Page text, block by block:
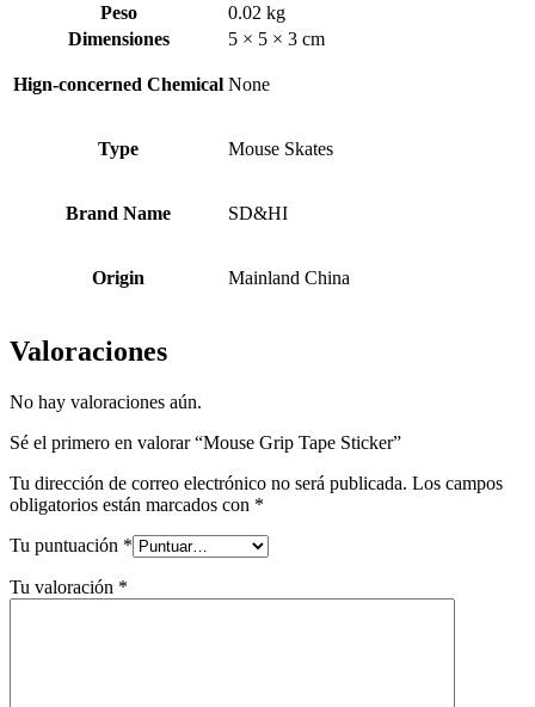
Peso
0.02 kg
Dimensiones
5 × 5 × 3 cm
Hign-concerned Chemical None
Type Mouse Skates
Brand Name SD&HI
Origin Mainland China
Valoraciones
No hay valoraciones aún.
Sé el primero en valorar “Mouse Grip Tape Sticker”
Tu dirección de correo electrónico no será publicada. Los campos
obligatorios están marcados con *
Tu puntuación *
Tu valoración *